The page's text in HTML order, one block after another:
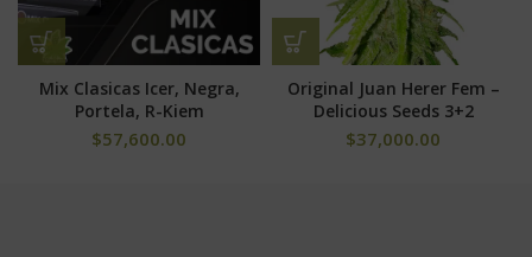
Mix Clasicas Icer, Negra,
Portela, R-Kiem
$57,600.00
Original Juan Herer Fem –
Delicious Seeds 3+2
$37,000.00